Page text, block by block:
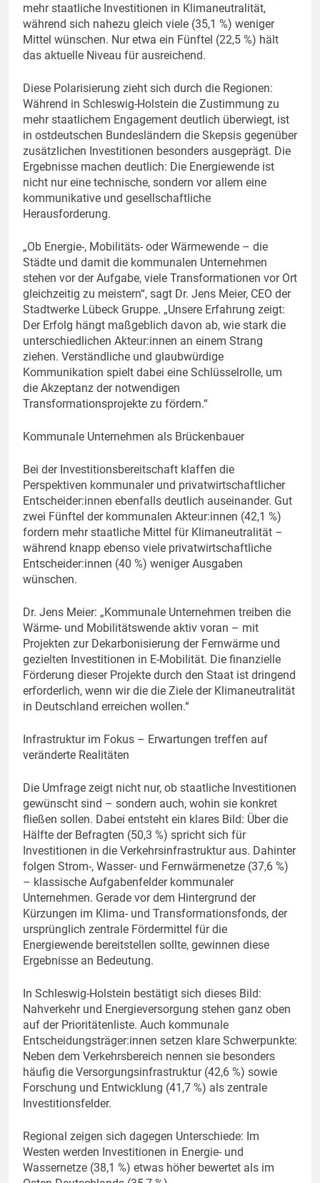
mehr staatliche Investitionen in Klimaneutralität,
während sich nahezu gleich viele (35,1 %) weniger
Mittel wünschen. Nur etwa ein Fünftel (22,5 %) hält
das aktuelle Niveau für ausreichend.
Diese Polarisierung zieht sich durch die Regionen:
Während in Schleswig-Holstein die Zustimmung zu
mehr staatlichem Engagement deutlich überwiegt, ist
in ostdeutschen Bundesländern die Skepsis gegenüber
zusätzlichen Investitionen besonders ausgeprägt. Die
Ergebnisse machen deutlich: Die Energiewende ist
nicht nur eine technische, sondern vor allem eine
kommunikative und gesellschaftliche
Herausforderung.
„Ob Energie-, Mobilitäts- oder Wärmewende – die
Städte und damit die kommunalen Unternehmen
stehen vor der Aufgabe, viele Transformationen vor Ort
gleichzeitig zu meistern“, sagt Dr. Jens Meier, CEO der
Stadtwerke Lübeck Gruppe. „Unsere Erfahrung zeigt:
Der Erfolg hängt maßgeblich davon ab, wie stark die
unterschiedlichen Akteur:innen an einem Strang
ziehen. Verständliche und glaubwürdige
Kommunikation spielt dabei eine Schlüsselrolle, um
die Akzeptanz der notwendigen
Transformationsprojekte zu fördern.“
Kommunale Unternehmen als Brückenbauer
Bei der Investitionsbereitschaft klaffen die
Perspektiven kommunaler und privatwirtschaftlicher
Entscheider:innen ebenfalls deutlich auseinander. Gut
zwei Fünftel der kommunalen Akteur:innen (42,1 %)
fordern mehr staatliche Mittel für Klimaneutralität –
während knapp ebenso viele privatwirtschaftliche
Entscheider:innen (40 %) weniger Ausgaben
wünschen.
Dr. Jens Meier: „Kommunale Unternehmen treiben die
Wärme- und Mobilitätswende aktiv voran – mit
Projekten zur Dekarbonisierung der Fernwärme und
gezielten Investitionen in E-Mobilität. Die finanzielle
Förderung dieser Projekte durch den Staat ist dringend
erforderlich, wenn wir die die Ziele der Klimaneutralität
in Deutschland erreichen wollen.“
Infrastruktur im Fokus – Erwartungen treffen auf
veränderte Realitäten
Die Umfrage zeigt nicht nur, ob staatliche Investitionen
gewünscht sind – sondern auch, wohin sie konkret
fließen sollen. Dabei entsteht ein klares Bild: Über die
Hälfte der Befragten (50,3 %) spricht sich für
Investitionen in die Verkehrsinfrastruktur aus. Dahinter
folgen Strom-, Wasser- und Fernwärmenetze (37,6 %)
– klassische Aufgabenfelder kommunaler
Unternehmen. Gerade vor dem Hintergrund der
Kürzungen im Klima- und Transformationsfonds, der
ursprünglich zentrale Fördermittel für die
Energiewende bereitstellen sollte, gewinnen diese
Ergebnisse an Bedeutung.
In Schleswig-Holstein bestätigt sich dieses Bild:
Nahverkehr und Energieversorgung stehen ganz oben
auf der Prioritätenliste. Auch kommunale
Entscheidungsträger:innen setzen klare Schwerpunkte:
Neben dem Verkehrsbereich nennen sie besonders
häufig die Versorgungsinfrastruktur (42,6 %) sowie
Forschung und Entwicklung (41,7 %) als zentrale
Investitionsfelder.
Regional zeigen sich dagegen Unterschiede: Im
Westen werden Investitionen in Energie- und
Wassernetze (38,1 %) etwas höher bewertet als im